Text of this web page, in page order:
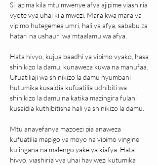
Si lazima kila mtu mwenye afya ajipime viashiria
vyote vya uhai kila mwezi. Mara kwa mara ya
vipimo hutegemea umri, hali ya afya, sababu za
hatari na ushauri wa mtaalamu wa afya.
Hata hivyo, kujua baadhi ya vipimo vyako, hasa
shinikizo la damu, kunaweza kuwa na manufaa.
Ufuatiliaji wa shinikizo la damu nyumbani
hutumika kusaidia kufuatilia udhibiti wa
shinikizo la damu na katika mazingira fulani
kusaidia kuthibitisha hali ya shinikizo la damu.
Mtu anayefanya mazoezi pia anaweza
kufuatilia mapigo ya moyo na vipimo vingine
kulingana na malengo yake ya kiafya. Hata
hivyo, viashiria vya uhai haviwezi kutumika